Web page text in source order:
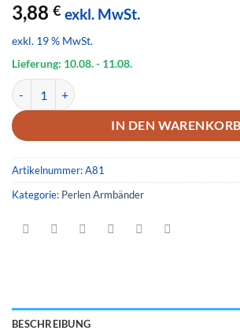
3,88 € exkl. MwSt.
exkl. 19 % MwSt.
Lieferung: 10.08.- 11.08.
Armband 81 Menge
IN DEN WARENKORB
Artikelnummer:A81
Kategorie: Perlen Armbänder
BESCHREIBUNG